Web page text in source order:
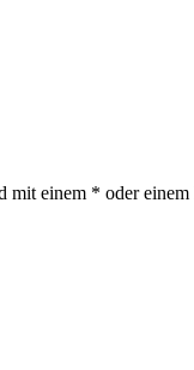
mit einem * oder